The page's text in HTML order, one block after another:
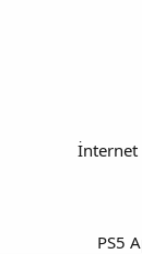
İnternet
PS5